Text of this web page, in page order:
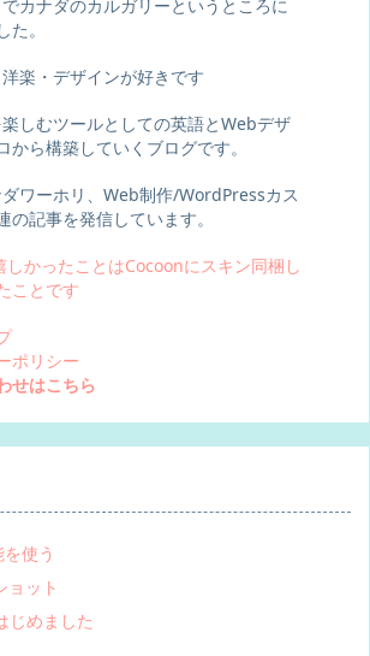
カナダのカルガリーというところに
。
楽・デザインが好きです
楽しむツールとしての英語とWebデザ
から構築していくブログです。
ワーホリ、Web制作/WordPressカス
の記事を発信しています。
しかったことはCocoonにスキン同梱し
ことです
ポリシー
せはこちら
使う
ョット
じめました